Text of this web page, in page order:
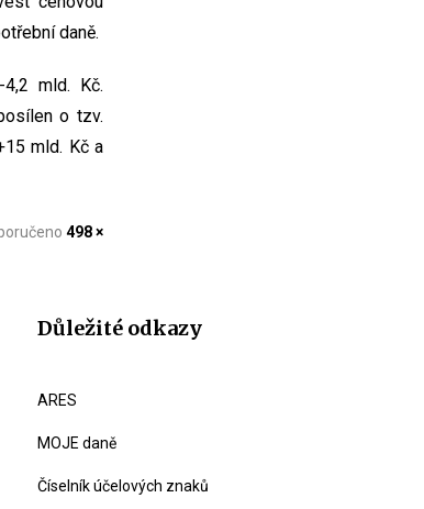
daně.
mld. Kč.
o tzv.
mld. Kč a
498 ×
Důležité odkazy
ARES
MOJE daně
Číselník účelových znaků